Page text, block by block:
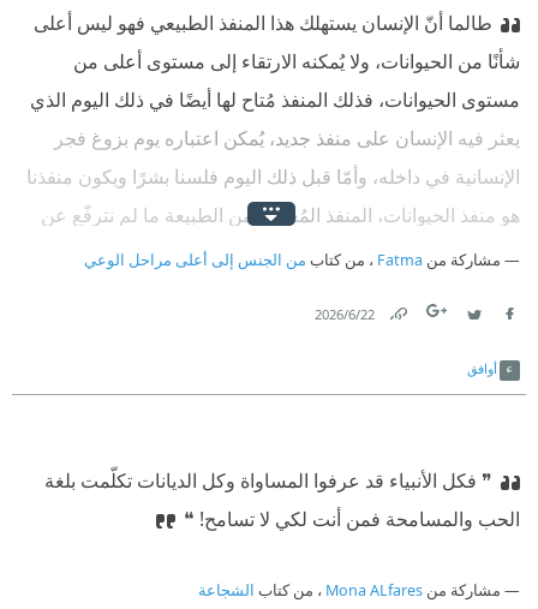
طالما أنّ الإنسان يستهلك هذا المنفذ الطبيعي فهو ليس أعلى
شأنًا من الحيوانات، ولا يُمكنه الارتقاء إلى مستوى أعلى من
مستوى الحيوانات، فذلك المنفذ مُتاح لها أيضًا في ذلك اليوم الذي
يعثر فيه الإنسان على منفذ جديد، يُمكن اعتباره يوم بزوغ فجر
الإنسانية في داخله، وأمّا قبل ذلك اليوم فلسنا بشرًا ويكون منفذنا
هو منفذ الحيوانات، المنفذ المُعطى من الطبيعة ما لم نترفّع عن
هذا ونتجاوزه، نكون حقيقة عند مستوى الحيوانات، ولا نكون بشرًا
نُصبح أكثر من ذلك، ولهذا
مشاركة من Fatma ، من كتاب من الجنس إلى أعلى مراحل الوعي
22‏/6‏/2026
أوافق
❞ فكل الأنبياء قد عرفوا المساواة وكل الديانات تكلّمت بلغة
الحب والمسامحة فمن أنت لكي لا تسامح!‏ ❝
مشاركة من Mona ALfares ، من كتاب الشجاعة